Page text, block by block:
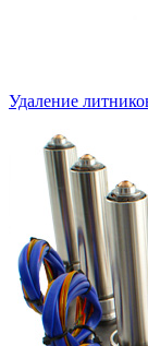
Удаление